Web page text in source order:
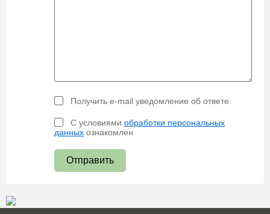
Получить e-mail уведомление об ответе
С условиями обработки персональных
данных ознакомлен
Отправить